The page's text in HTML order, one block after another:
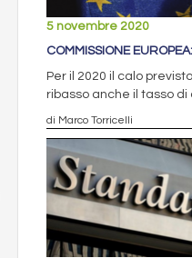
5 novembre 2020
COMMISSIONE
Per il 2020 il calo
ribasso anche il tasso di
di Marco Torricelli